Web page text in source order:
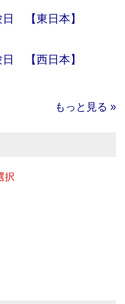
【東日本】
【西日本】
もっと見る »
択